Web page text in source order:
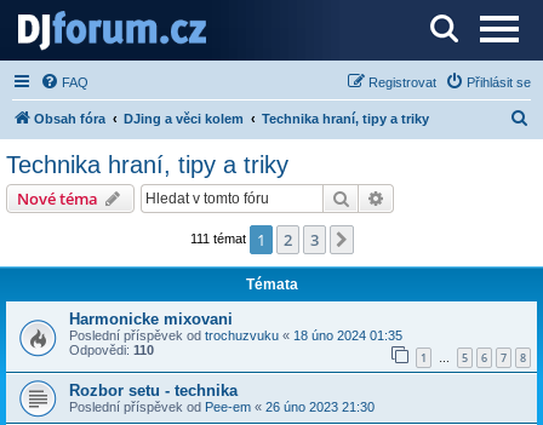
Server o DJ technice a DJingu
FAQ Přihlásit se
Registrovat
Obsah fóra DJing a věci kolem Technika hraní, tipy a triky
Technika hraní, tipy a triky
Nové téma Hledat
111 témat 1 2 3
Témata
Harmonicke mixovani
Poslední příspěvek od trochuzvuku « 18 úno 2024 01:35
Odpovědi: 110 1 … 5 6 7 8
Rozbor setu - technika
Poslední příspěvek od Pee-em « 26 úno 2023 21:30